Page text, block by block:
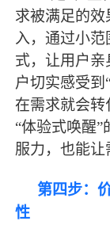
求被满足的
入，通过小
式，让用户亲
户切实感受到
在需求就会
“体验式唤醒
服力，也能让
第四步：
性